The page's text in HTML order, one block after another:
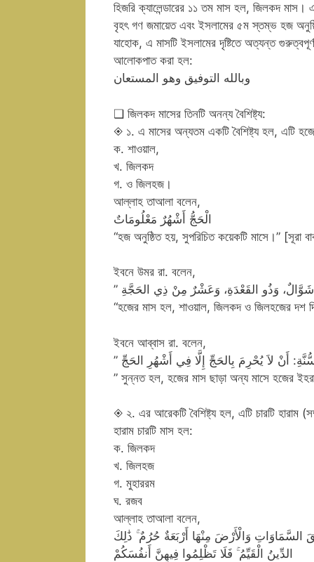
হিজরি ক্যালেন্ডারের ১১ তম মাস হল, জিলকদ মাস।
বৃহৎ গণ জমায়েত এবং ইসলামের ৫ম স্তম্ভ হজ
যাহোক, এ মাসটি ইসলামের দৃষ্টিতে অত্যন্ত
আলোকপাত করা হল:
وبالله التوفيق وهو المستعان
❑ জিলকদ মাসের তিনটি অনন্য বৈশিষ্ট্য:
◈ ১. এ মাসের অন্যতম একটি বৈশিষ্ট্য হল, এটি
ক. শাওয়াল,
খ. জিলকদ
গ. ও জিলহজ।
আল্লাহ তাআলা বলেন,
الْحَجُّ أَشْهُرٌ مَعْلُومَاتٌ
“হজ অনুষ্ঠিত হয়, সুপরিচিত কয়েকটি মাসে।” [সূরা
ইবনে উমর রা. বলেন,
“হজের মাস হল, শাওয়াল, জিলকদ ও জিলহজের দশ
ইবনে আব্বাস রা. বলেন,
” সুন্নত হল, হজের মাস ছাড়া অন্য মাসে হজের
◈ ২. এর আরেকটি বৈশিষ্ট্য হল, এটি চারটি হারাম
হারাম চারটি মাস হল:
ক. জিলকদ
খ. জিলহজ
গ. মুহাররম
ঘ. রজব
আল্লাহ তাআলা বলেন,
السَّمَاوَاتِ وَالْأَرْضَ مِنْهَا أَرْبَعَةٌ حُرُمٌ ۚ ذَٰلِكَ
الدِّينُ الْقَيِّمُ ۚ فَلَا تَظْلِمُوا فِيهِنَّ أَنفُسَكُمْ